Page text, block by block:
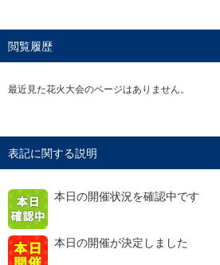
閲覧履歴
最近見た花火大会のページはありません。
表記に関する説明
本日の開催状況を確認中です
本日の開催が決定しました